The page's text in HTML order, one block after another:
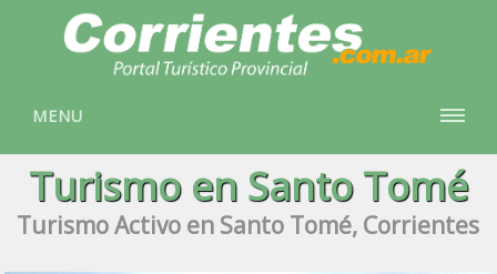
MENU
Turismo en Santo Tomé
Turismo Activo en Santo Tomé, Corrientes